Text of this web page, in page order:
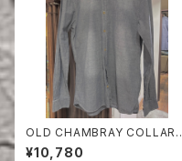
OLD CHAMBRAY COLLARE
SS SHIRT
¥10,780